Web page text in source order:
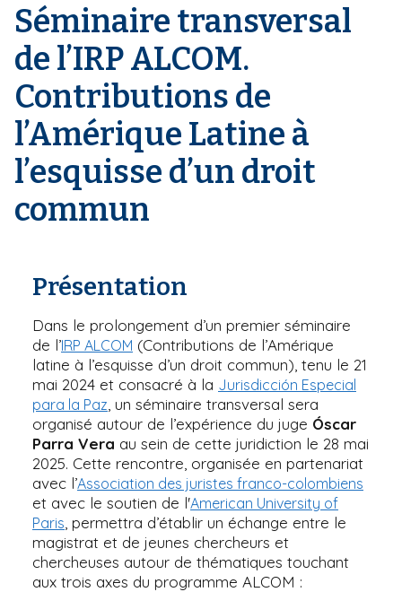
i
a
n
e
Séminaire transversal
de l’IRP ALCOM.
Contributions de
l’Amérique Latine à
l’esquisse d’un droit
commun
Présentation
Dans le prolongement d’un premier séminaire
de l’IRP ALCOM (Contributions de l’Amérique
latine à l’esquisse d’un droit commun), tenu le 21
mai 2024 et consacré à la Jurisdicción Especial
para la Paz , un séminaire transversal sera
organisé autour de l’expérience du juge Óscar
Parra Vera au sein de cette juridiction le 28 mai
2025. Cette rencontre, organisée en partenariat
avec l’Association des juristes franco-colombiens
et avec le soutien de l'American University of
Paris , permettra d’établir un échange entre le
magistrat et de jeunes chercheurs et
chercheuses autour de thématiques touchant
aux trois axes du programme ALCOM :